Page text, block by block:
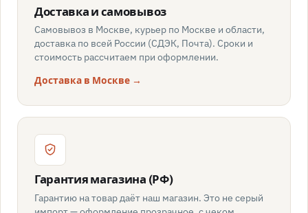
Доставка и самовывоз
Самовывоз в Москве, курьер по Москве и области,
доставка по всей России (СДЭК, Почта). Сроки и
стоимость рассчитаем при оформлении.
Доставка в Москве →
Гарантия магазина (РФ)
Гарантию на товар даёт наш магазин. Это не серый